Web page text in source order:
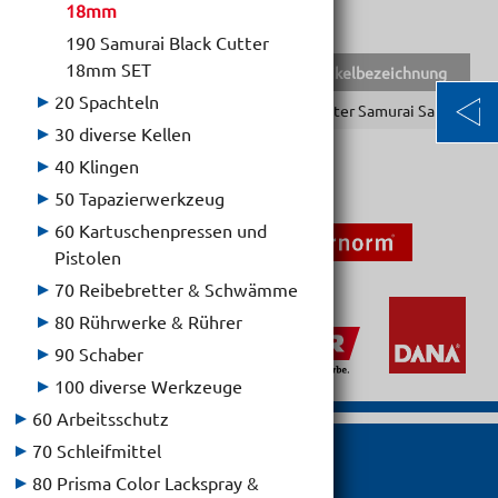
18mm
190 Samurai Black Cutter
18mm SET
20 Spachteln
30 diverse Kellen
40 Klingen
50 Tapazierwerkzeug
60 Kartuschenpressen und
Pistolen
70 Reibebretter & Schwämme
80 Rührwerke & Rührer
90 Schaber
100 diverse Werkzeuge
60 Arbeitsschutz
70 Schleifmittel
80 Prisma Color Lackspray &
EAN-Code Artikelbezeichnung
9002588305882
Cutter Samurai Safety